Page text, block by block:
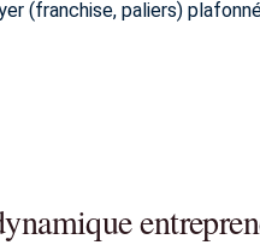
(franchise, paliers)